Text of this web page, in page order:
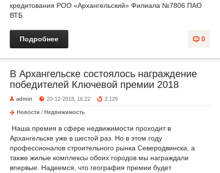
кредитования РОО «Архангельский» Филиала №7806 ПАО
ВТБ.
0
Подробнее
В Архангельске состоялось награждение
победителей Ключевой премии 2018
admin 20-12-2018, 16:22 2 129
Новости / Недвижимость
Наша премия в сфере недвижимости проходит в
Архангельске уже в шестой раз. Но в этом году
профессионалов строительного рынка Северодвинска, а
также жилые комплексы обоих городов мы награждали
впервые. Надеемся, что география премии будет